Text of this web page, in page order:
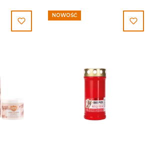
NOWOŚĆ